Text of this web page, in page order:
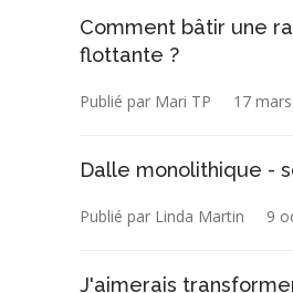
Comment bâtir une
flottante ?
Publié par Mari TP 17
Dalle monolithique -
Publié par Linda Martin 9
J'aimerais